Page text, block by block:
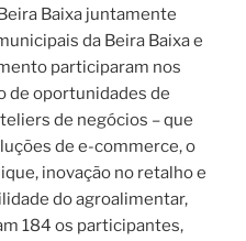
Baixa juntamente
da Beira Baixa e
participaram nos
de oportunidades de
de negócios – que
de e-commerce, o
inovação no retalho e
do agroalimentar,
184 os participantes,